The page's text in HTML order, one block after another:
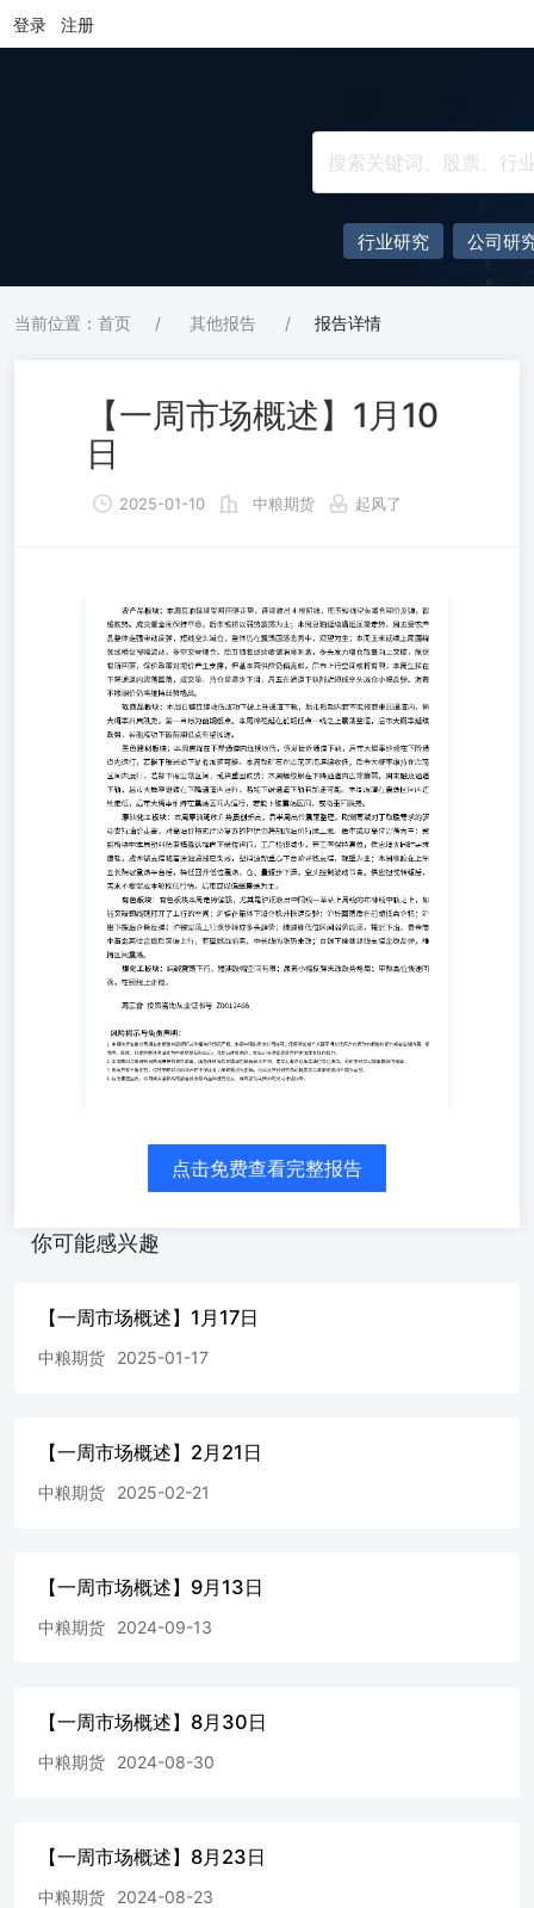
登录 注册
行业研究 公司研
当前位置：首页 / 其他报告 / 报告详情
【一周市场概述】1月10
日
2025-01-10 中粮期货 起风了
点击免费查看完整报告
你可能感兴趣
【一周市场概述】1月17日
中粮期货 2025-01-17
【一周市场概述】2月21日
中粮期货 2025-02-21
【一周市场概述】9月13日
中粮期货 2024-09-13
【一周市场概述】8月30日
中粮期货 2024-08-30
【一周市场概述】8月23日
中粮期货 2024-08-23